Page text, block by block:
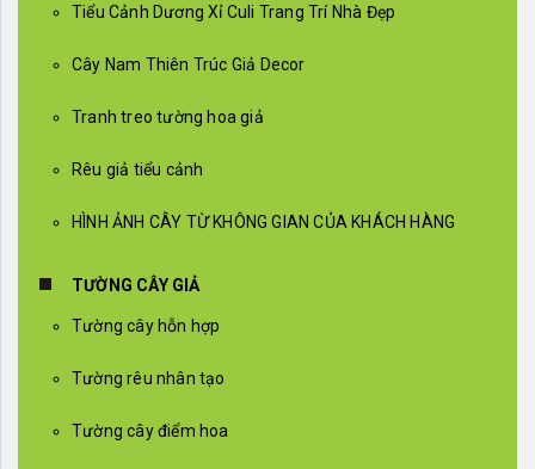
Tiểu Cảnh Dương Xỉ Culi Trang Trí Nhà Đẹp
Cây Nam Thiên Trúc Giả Decor
Tranh treo tường hoa giả
Rêu giả tiểu cảnh
HÌNH ẢNH CÂY TỪ KHÔNG GIAN CỦA KHÁCH HÀNG
TƯỜNG CÂY GIẢ
Tường cây hỗn hợp
Tường rêu nhân tạo
Tường cây điểm hoa